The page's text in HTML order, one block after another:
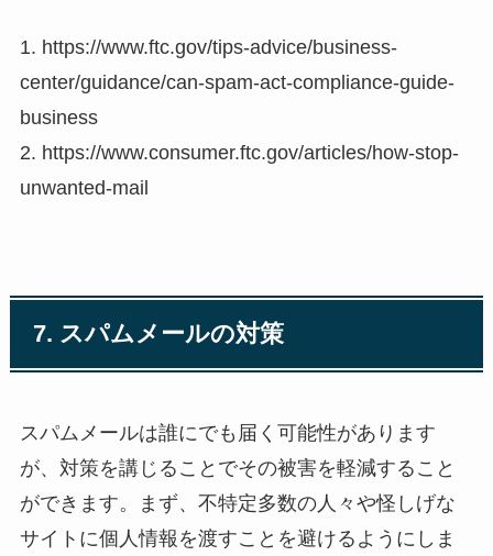
1. https://www.ftc.gov/tips-advice/business-
center/guidance/can-spam-act-compliance-guide-
business
2. https://www.consumer.ftc.gov/articles/how-stop-
unwanted-mail
7. スパムメールの対策
スパムメールは誰にでも届く可能性があります
が、対策を講じることでその被害を軽減すること
ができます。まず、不特定多数の人々や怪しげな
サイトに個人情報を渡すことを避けるようにしま